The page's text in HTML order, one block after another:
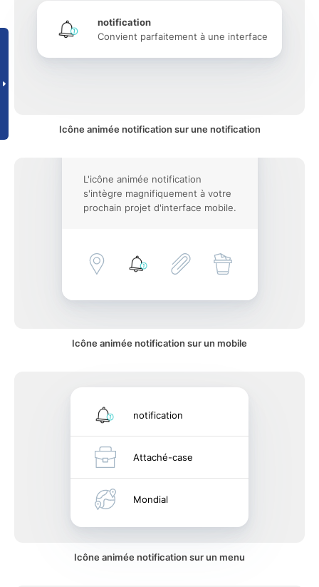
notification
Convient parfaitement à une interface
Icône animée notification sur une notification
L'icône animée notification
s'intègre magnifiquement à votre
prochain projet d'interface mobile.
Icône animée notification sur un mobile
notification
Attaché-case
Mondial
Icône animée notification sur un menu